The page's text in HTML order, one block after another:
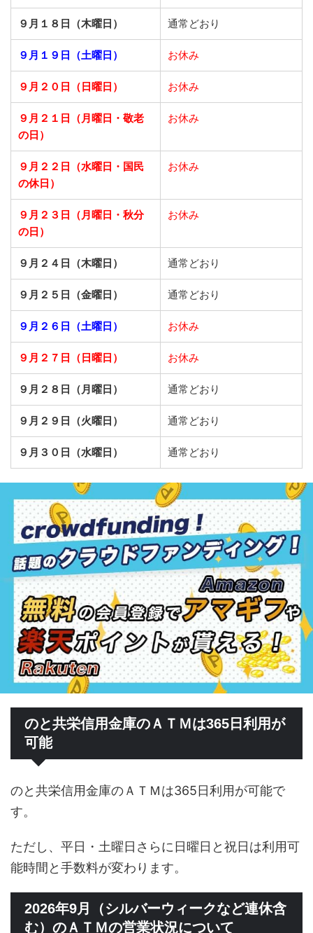
９月１８日（木曜日） 通常どおり
９月１９日（土曜日） お休み
９月２０日（日曜日） お休み
９月２１日
（月曜日・敬老
の日）
お休み
９月２２日
（水曜日・国民
の休日）
お休み
９月２３日
（月曜日・秋分
の日）
お休み
９月２４日（木曜日） 通常どおり
９月２５日（金曜日） 通常どおり
９月２６日（土曜日） お休み
９月２７日（日曜日） お休み
９月２８日（月曜日） 通常どおり
９月２９日（火曜日） 通常どおり
９月３０日（水曜日） 通常どおり
のと共栄信用金庫のＡＴＭは365日利用が
可能
のと共栄信用金庫のＡＴＭは365日利用が可能で
す。
ただし、平日・土曜日さらに日曜日と祝日は利用可
能時間と手数料が変わります。
2026年9月（シルバーウィークなど連休含
む）のＡＴＭの営業状況について